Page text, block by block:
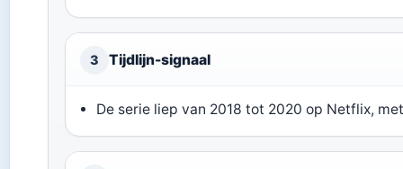
3 Tijdlijn-signaal
De serie liep van 2018 tot 2020 op Netflix,